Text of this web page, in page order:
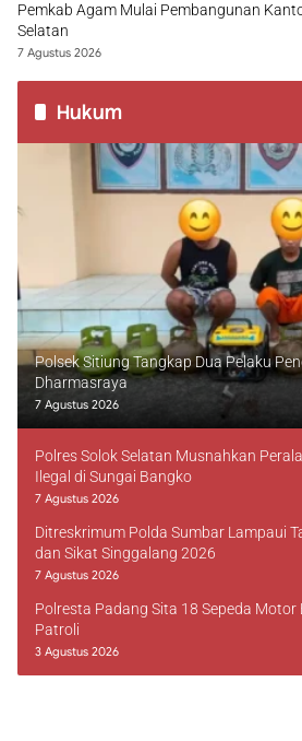
Pemkab Agam Mulai Pembangunan
Selatan
7 Agustus 2026
Hukum
Polsek Sitiung Tangkap Dua Pelaku
Dharmasraya
7 Agustus 2026
Polres Solok Selatan Musnahkan
Ilegal di Sungai Bangko
7 Agustus 2026
Ditreskrimum Polda Sumbar Lampaui
dan Sikat Singgalang 2026
7 Agustus 2026
Polresta Padang Sita 18 Sepeda
Patroli
3 Agustus 2026